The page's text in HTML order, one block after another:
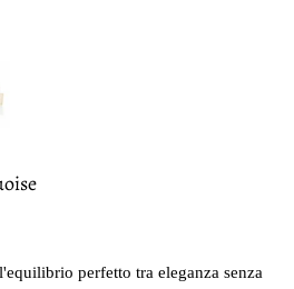
perfetto tra eleganza senza